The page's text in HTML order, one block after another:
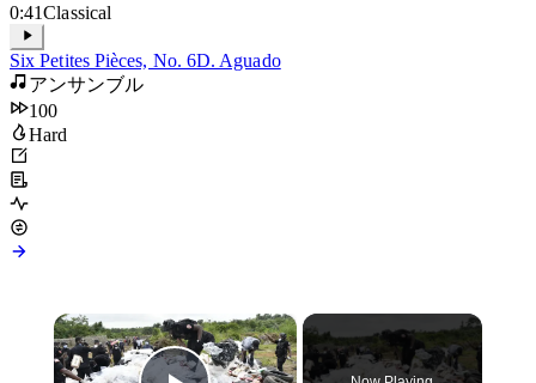
0:41Classical
Six Petites Pièces, No. 6
アンサンブル
×